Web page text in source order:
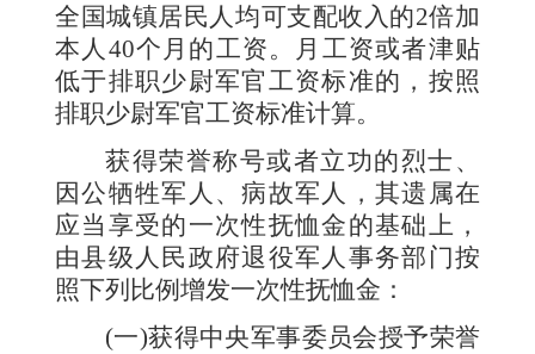
全国城镇居民人均可支配收入的2倍加
本人 40个月的工资。月工资或者津贴
低于排职少尉军官工资标准的，按照
排职少尉军官工资标准计算。
获得荣誉称号或者立功的烈士、
因公牺牲军人、病故军人，其遗属在
应当享受的一次性抚恤金的基础上，
由县级人民政府退役军人事务部门按
照下列比例增发一次性抚恤金：
(一)获得中央军事委员会授予荣誉